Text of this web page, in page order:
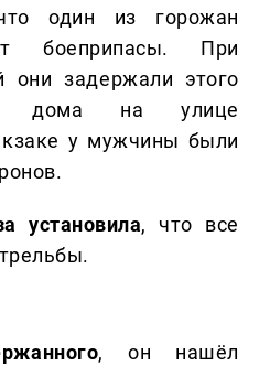
один из горожан
боеприпасы. При
они задержали этого
дома на улице
у мужчины были
установила, что все
, он нашёл